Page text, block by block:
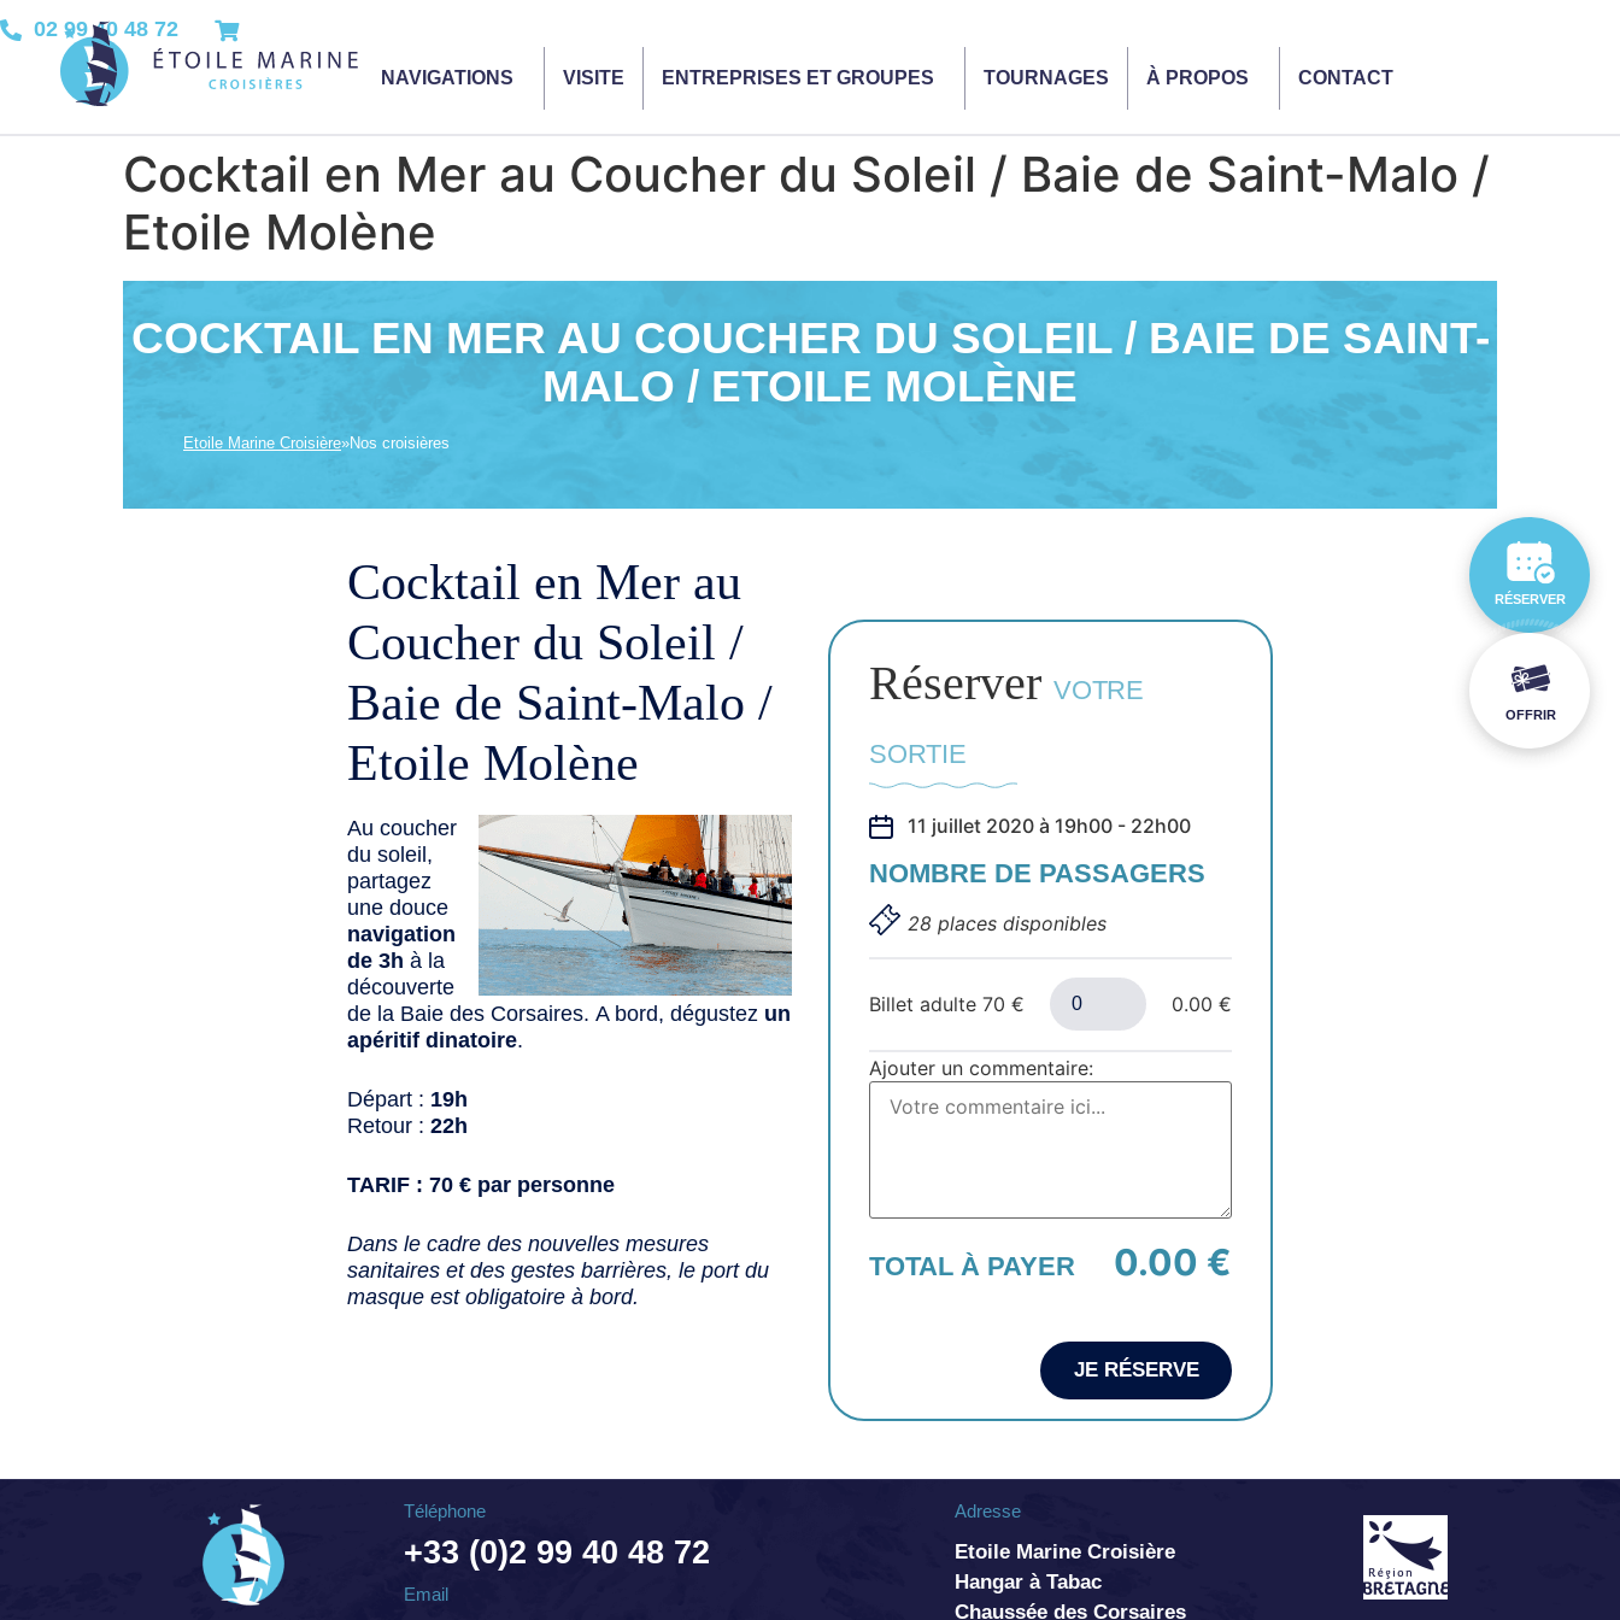
02 99 40 48 72
NAVIGATIONS VISITE ENTREPRISES ET GROUPES TOURNAGES À PROPOS CONTACT
Cocktail en Mer au Coucher du Soleil / Baie de Saint-Malo /
Etoile Molène
COCKTAIL EN MER AU COUCHER DU SOLEIL / BAIE DE SAINT-
MALO / ETOILE MOLÈNE
Etoile Marine Croisière»Nos croisières
Cocktail en Mer au
Coucher du Soleil /
Baie de Saint-Malo /
Etoile Molène
Au coucher
du soleil,
partagez
une douce
navigation
de 3h à la
découverte
de la Baie des Corsaires. A bord, dégustez un
apéritif dinatoire.
Départ : 19h
Retour : 22h
TARIF : 70 € par personne
Dans le cadre des nouvelles mesures
sanitaires et des gestes barrières, le port du
masque est obligatoire à bord.
Réserver VOTRE
SORTIE
11 juillet 2020 à 19h00 - 22h00
NOMBRE DE PASSAGERS
28 places disponibles
Billet adulte 70 € 0.00 €
Ajouter un commentaire:
TOTAL À PAYER 0.00 €
JE RÉSERVE
Téléphone
+33 (0)2 99 40 48 72
Email
Adresse
Etoile Marine Croisière
Hangar à Tabac
Chaussée des Corsaires
RÉSERVER
OFFRIR